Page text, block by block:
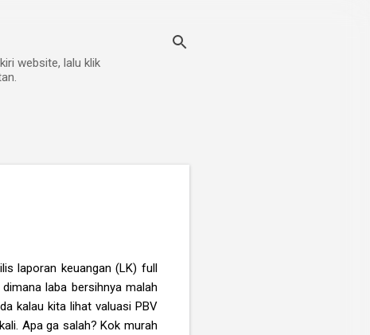
website, lalu klik
laporan keuangan (LK) full
laba bersihnya malah
kalau kita lihat valuasi PBV
Apa ga salah? Kok murah